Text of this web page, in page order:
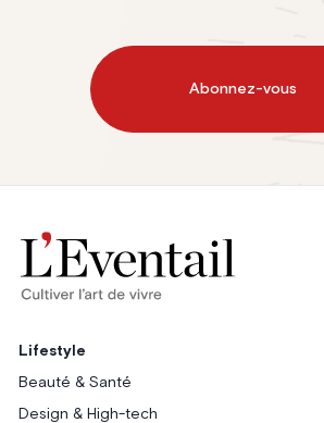
Abonnez-vous
Lifestyle
Beauté & Santé
Design & High-tech